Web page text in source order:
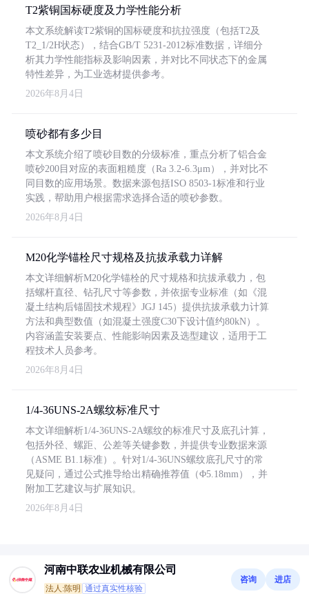
T2紫铜国标硬度及力学性能分析
本文系统解读T2紫铜的国标硬度和抗拉强度（包括T2及
T2_1/2H状态），结合GB/T 5231-2012标准数据，详细分
析其力学性能指标及影响因素，并对比不同状态下的金属
特性差异，为工业选材提供参考。
2026年8月4日
喷砂都有多少目
本文系统介绍了喷砂目数的分级标准，重点分析了铝合金
喷砂200目对应的表面粗糙度（Ra 3.2-6.3μm），并对比不
同目数的应用场景。数据来源包括ISO 8503-1标准和行业
实践，帮助用户根据需求选择合适的喷砂参数。
2026年8月4日
M20化学锚栓尺寸规格及抗拔承载力详解
本文详细解析M20化学锚栓的尺寸规格和抗拔承载力，包
括螺杆直径、钻孔尺寸等参数，并依据专业标准（如《混
凝土结构后锚固技术规程》JGJ 145）提供抗拔承载力计算
方法和典型数值（如混凝土强度C30下设计值约80kN）。
内容涵盖安装要点、性能影响因素及选型建议，适用于工
程技术人员参考。
2026年8月4日
1/4-36UNS-2A螺纹标准尺寸
本文详细解析1/4-36UNS-2A螺纹的标准尺寸及底孔计算，
包括外径、螺距、公差等关键参数，并提供专业数据来源
（ASME B1.1标准）。针对1/4-36UNS螺纹底孔尺寸的常
见疑问，通过公式推导给出精确推荐值（Φ5.18mm），并
附加工艺建议与扩展知识。
2026年8月4日
河南中联农业机械有限公司
法人:陈明 通过真实性核验
咨询 进店